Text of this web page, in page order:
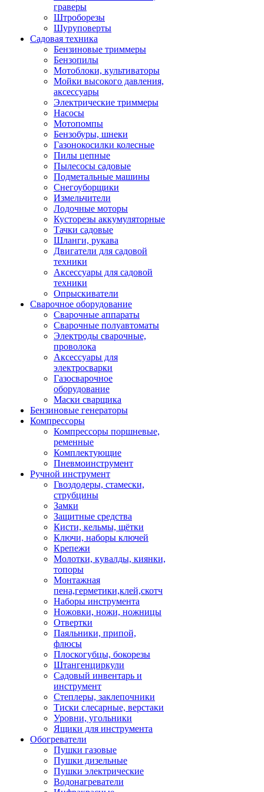
граверы
Штроборезы
Шуруповерты
Садовая техника
Бензиновые триммеры
Бензопилы
Мотоблоки, культиваторы
Мойки высокого давления,
аксессуары
Электрические триммеры
Насосы
Мотопомпы
Бензобуры, шнеки
Газонокосилки колесные
Пилы цепные
Пылесосы садовые
Подметальные машины
Снегоуборщики
Измельчители
Лодочные моторы
Кусторезы аккумуляторные
Тачки садовые
Шланги, рукава
Двигатели для садовой
техники
Аксессуары для садовой
техники
Опрыскиватели
Сварочное оборудование
Сварочные аппараты
Сварочные полуавтоматы
Электроды сварочные,
проволока
Аксессуары для
электросварки
Газосварочное
оборудование
Маски сварщика
Бензиновые генераторы
Компрессоры
Компрессоры поршневые,
ременные
Комплектующие
Пневмоинструмент
Ручной инструмент
Гвоздодеры, стамески,
струбцины
Замки
Защитные средства
Кисти, кельмы, щётки
Ключи, наборы ключей
Крепежи
Молотки, кувалды, киянки,
топоры
Монтажная
пена,герметики,клей,скотч
Наборы инструмента
Ножовки, ножи, ножницы
Отвертки
Паяльники, припой,
флюсы
Плоскогубцы, бокорезы
Штангенциркули
Садовый инвентарь и
инструмент
Степлеры, заклепочники
Тиски слесарные, верстаки
Уровни, угольники
Ящики для инструмента
Обогреватели
Пушки газовые
Пушки дизельные
Пушки электрические
Водонагреватели